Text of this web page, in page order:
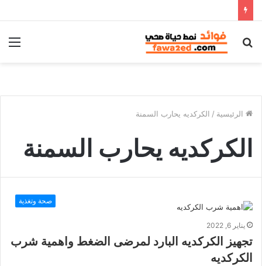
بحث
الرئيسية / الكركديه يحارب السمنة
الكركديه يحارب السمنة
صحة وتغذية
يناير 6, 2022
تجهيز الكركديه البارد لمرضى الضغط واهمية شرب
الكركديه